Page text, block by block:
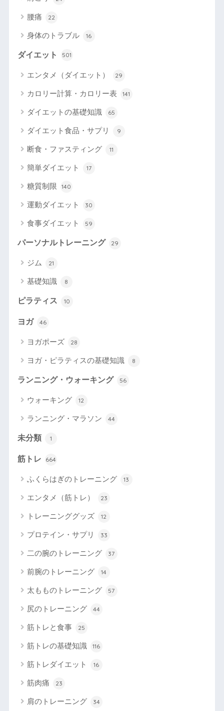
腰痛 22
身体のトラブル 16
ダイエット 501
エンタメ（ダイエット） 29
カロリー計算・カロリー表 141
ダイエットの基礎知識 65
ダイエット食品・サプリ 9
断食・ファスティング 11
簡単ダイエット 17
糖質制限 140
運動ダイエット 30
食事ダイエット 59
パーソナルトレーニング 29
ジム 21
基礎知識 8
ピラティス 10
ヨガ 46
ヨガポーズ 28
ヨガ・ピラティスの基礎知識 8
ランニング・ウォーキング 56
ウォーキング 12
ランニング・マラソン 44
未分類 1
筋トレ 664
ふくらはぎのトレーニング 13
エンタメ（筋トレ） 23
トレーニンググッズ 12
プロテイン・サプリ 33
二の腕のトレーニング 37
前腕のトレーニング 14
太もものトレーニング 57
尻のトレーニング 44
筋トレと食事 25
筋トレの基礎知識 116
筋トレダイエット 16
筋肉痛 23
肩のトレーニング 34